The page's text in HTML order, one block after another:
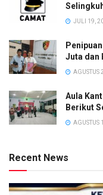
JULI 19,
Juta dan
AGUSTUS
Aula
Berikut
AGUSTUS
Recent News